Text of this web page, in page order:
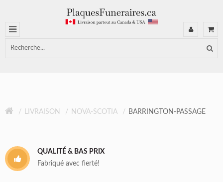
LIVRAISON NOVA-SCOTIA BARRINGTON-PASSAGE
QUALITÉ & BAS PRIX
Fabriqué avec fierté!